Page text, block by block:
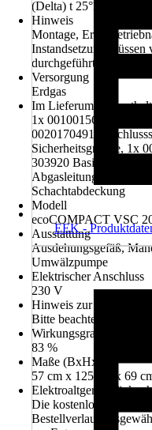
(Delta) t 25°K (von 10°
Hinweis
Montage,
Instandsetzung
durchgeführt werden.
Versorgung
Erdgas
Im Lieferumfang
1x 0010015601
0020170491
Sicherheitsgruppe, 1x
303920 Basis-
Abgasleitung starr (7,5
Schachtabdeckung
Modell
ecoCOMPACT VSC
Ausstattung
Ausdehungsgefäß,
Umwälzpumpe
Elektrischer Anschluss
230 V
Hinweis zur Entsorgung
Bitte beachte die
Wirkungsgrad
83 %
Maße (BxHxT)
57 cm x 125 cm x 69
Elektroaltgerät-
Die kostenlose
Bestellverlauf
EEK -